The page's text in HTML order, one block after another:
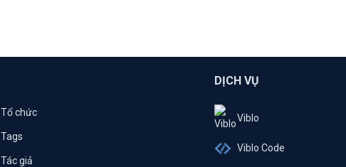
Tổ chức
Tags
Tác giả
DỊCH VỤ
Viblo
Viblo Code